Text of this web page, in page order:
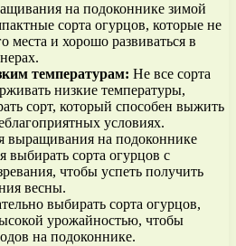
на подоконнике зимой
сорта огурцов, которые не
места и хорошо развиваться в
температурам: Не все сорта
низкие температуры,
сорт, который способен выжить
условиях.
выращивания на подоконнике
выбирать сорта огурцов с
чтобы успеть получить
весны.
выбирать сорта огурцов,
урожайностью, чтобы
на подоконнике.